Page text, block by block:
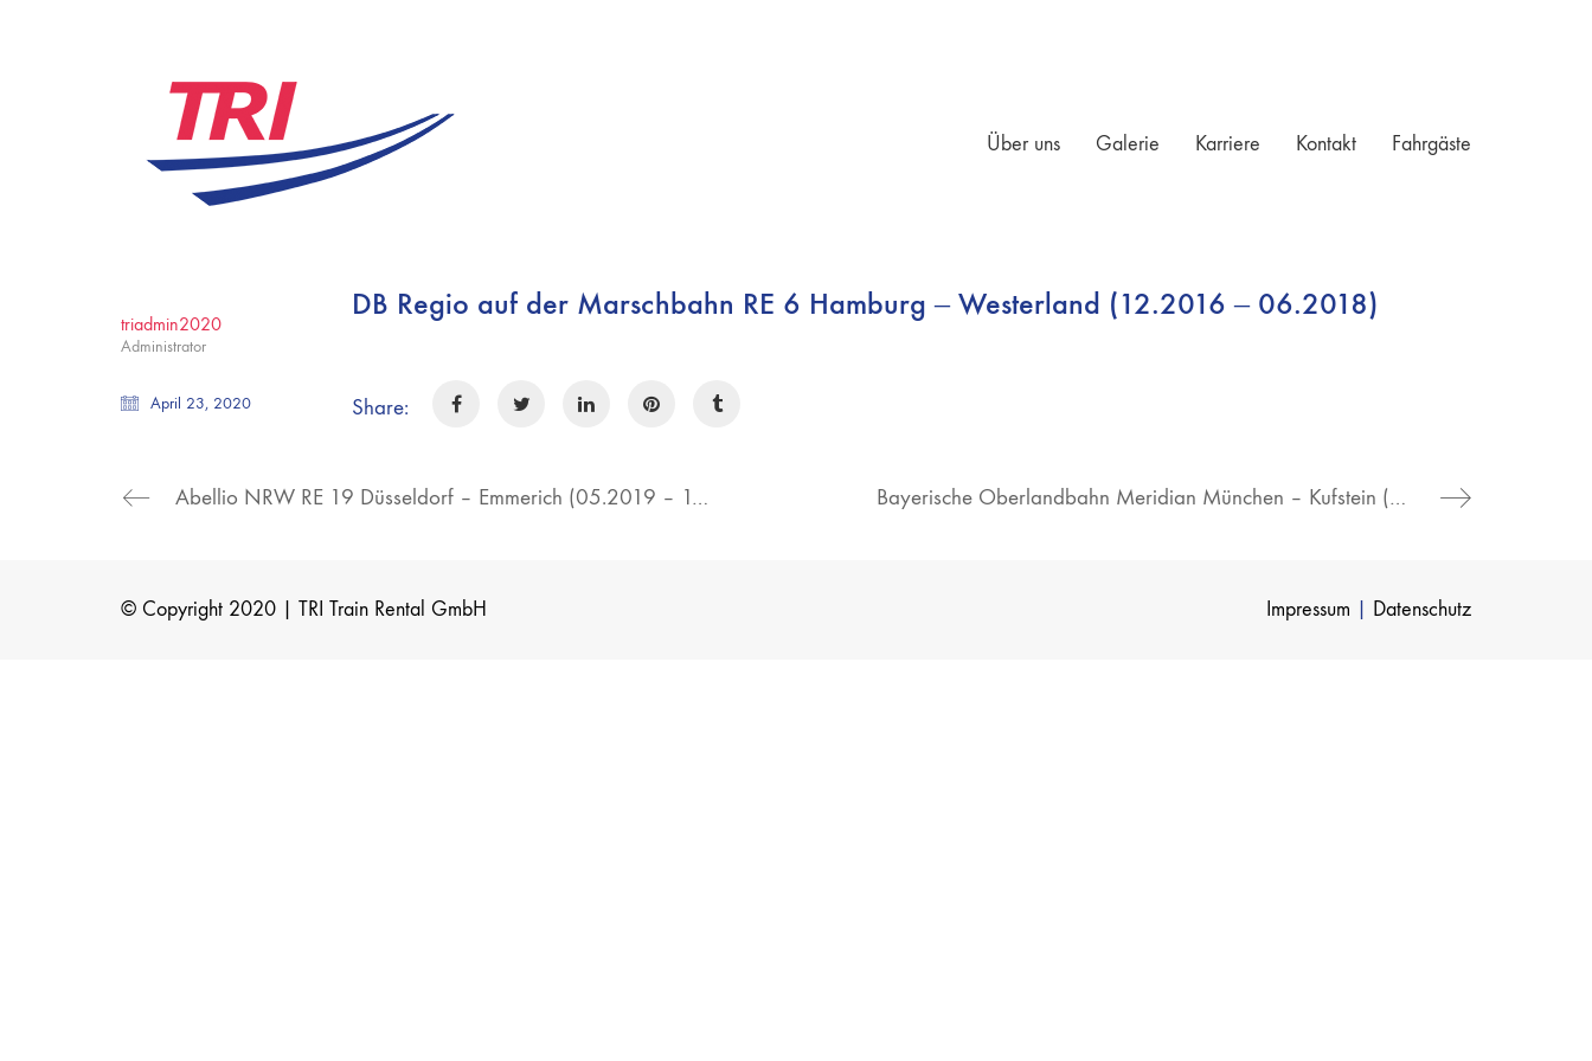
Über uns Galerie Karriere Kontakt Fahrgäste
DB Regio auf der Marschbahn RE 6 Hamburg – Westerland (12.2016 – 06.2018)
Share:
triadmin2020
Administrator
April 23, 2020
Abellio NRW RE 19 Düsseldorf – Emmerich (05.2019 – 12.2019) Bayerische Oberlandbahn Meridian München – Kufstein (05.2016 – 10.2020)
Impressum Datenschutz
© Copyright 2020 | TRI Train Rental GmbH